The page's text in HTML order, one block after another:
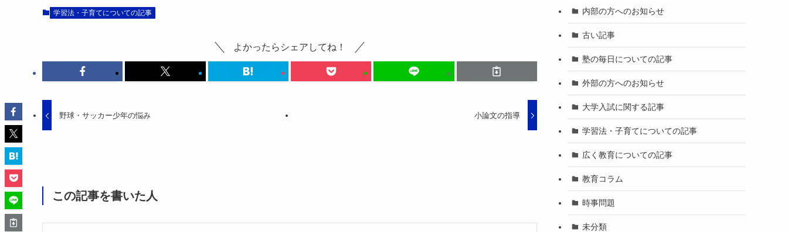
学習法・子育てについての記事
よかったらシェアしてね！
野球・サッカー少年の悩み 小論文の指導
この記事を書いた人
内部の方へのお知らせ
古い記事
塾の毎日についての記事
外部の方へのお知らせ
大学入試に関する記事
学習法・子育てについての記事
広く教育についての記事
教育コラム
時事問題
未分類